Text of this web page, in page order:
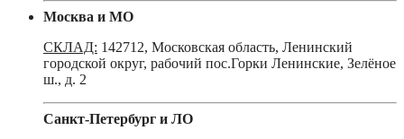
Москва и МО
СКЛАД: 142712, Московская область, Ленинский
городской округ, рабочий пос.Горки Ленинские, Зелёное
ш., д. 2
Санкт-Петербург и ЛО